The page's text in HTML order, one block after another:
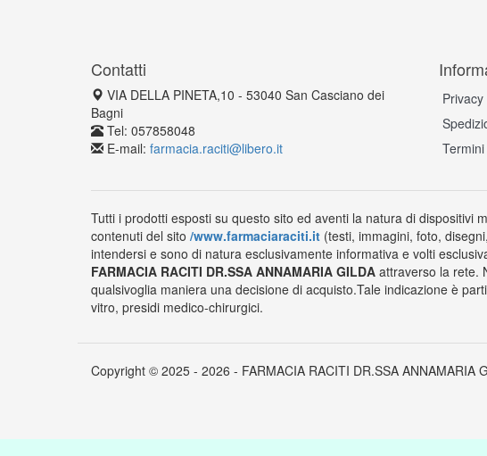
Contatti
VIA DELLA PINETA,10 - 53040 San Casciano dei
Bagni
Tel: 057858048
E-mail: farmacia.raciti@libero.it
Tutti i prodotti esposti su questo sito ed aventi la natura di dispositivi
contenuti del sito /www.farmaciaraciti.it (testi, immagini, foto,
intendersi e sono di natura esclusivamente informativa e volti
FARMACIA RACITI DR.SSA ANNAMARIA GILDA attraverso la rete.
qualsivoglia maniera una decisione di acquisto.Tale indicazione è
vitro, presidi medico-chirurgici.
Copyright © 2025 - 2026 - FARMACIA RACITI DR.SSA ANNAMARIA